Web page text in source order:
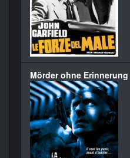
Mörder ohne Erinnerung